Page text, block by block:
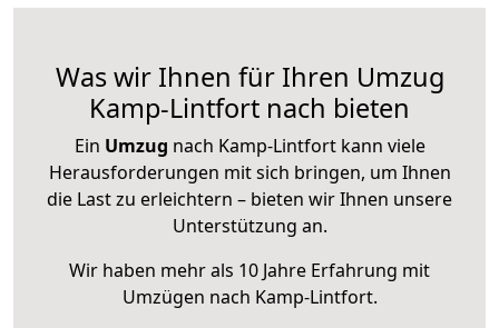
Was wir Ihnen für Ihren Umzug
Kamp-Lintfort nach bieten
Ein Umzug nach Kamp-Lintfort kann viele
Herausforderungen mit sich bringen, um Ihnen
die Last zu erleichtern – bieten wir Ihnen unsere
Unterstützung an.
Wir haben mehr als 10 Jahre Erfahrung mit
Umzügen nach Kamp-Lintfort.